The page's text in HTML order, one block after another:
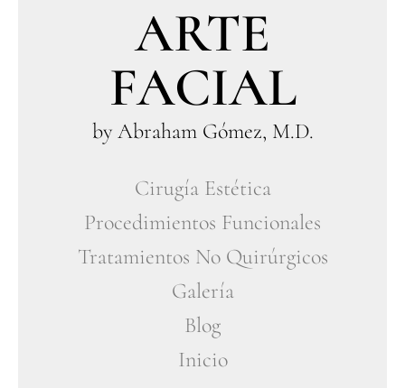
ARTE
FACIAL
by Abraham Gómez, M.D.
Cirugía Estética
Procedimientos Funcionales
Tratamientos No Quirúrgicos
Galería
Blog
Inicio